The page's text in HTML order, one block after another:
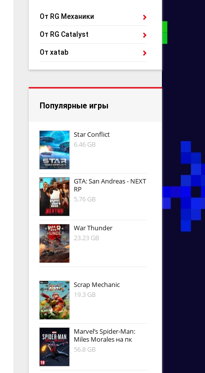
От RG Механики
От RG Catalyst
От xatab
Популярные игры
Star Conflict
6.46 GB
GTA: San Andreas - NEXT
RP
5.76 GB
War Thunder
23.23 GB
Scrap Mechanic
19.3 GB
Marvel’s Spider-Man:
Miles Morales на пк
56.8 GB